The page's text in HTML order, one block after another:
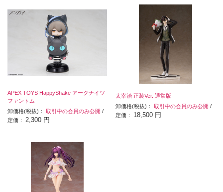
APEX TOYS HappyShake アークナイツ
ファントム
卸価格(税抜)： 取引中の会員のみ公開 /
定価： 2,300 円
太宰治 正装Ver. 通常版
卸価格(税抜)：取引中の会員のみ公開 /
定価： 18,500 円